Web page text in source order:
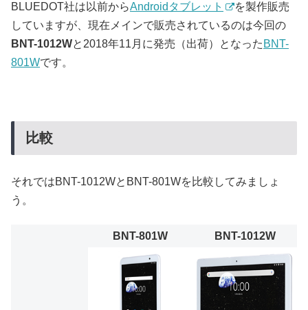
BLUEDOT社は以前からAndroidタブレット
を製作販売
していますが、現在メインで販売されているのは今回の
BNT-1012Wと2018年11月に発売（出荷）となった BNT-
801Wです。
比較
それではBNT-1012WとBNT-801Wを比較してみましょ
う。
BNT-801W BNT-1012W